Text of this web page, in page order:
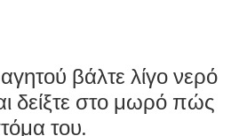
βάλτε λίγο νερό
δείξτε στο μωρό πώς
του.